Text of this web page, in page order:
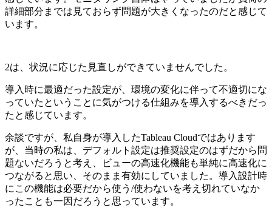
詳細部分までは見ておらず問題が大きくなったのだと感じて
います。
2は、状況に応じた見直しができていませんでした。
導入時に最適だった設定が、環境の変化に伴って不適切にな
っていたということに気がつける仕組みを導入するべきだっ
たと感じています。
余談ですが、私自身が導入したTableau Cloudではあります
が、当時の私は、デフォルト設定は推奨設定のはずだから問
題ないだろうと考え、ビューの高速化機能も単純に高速化に
つながると思い、そのまま有効にしていました。導入設計時
にこの機能は必要だから使う/使わないを考え切れていなか
ったことも一因だろうと思っています。